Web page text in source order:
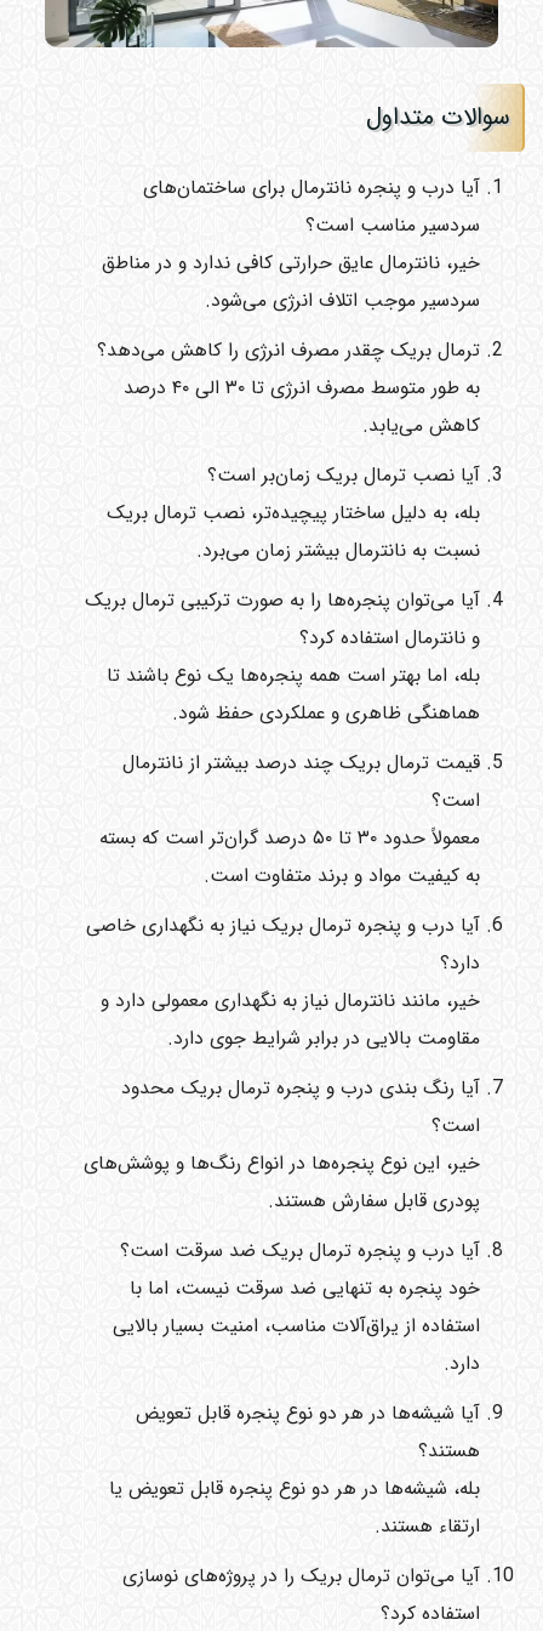
سوالات متداول
آیا درب و پنجره نانترمال برای ساختمان‌های
سردسیر مناسب است؟
خیر، نانترمال عایق حرارتی کافی ندارد و در مناطق
سردسیر موجب اتلاف انرژی می‌شود.
ترمال بریک چقدر مصرف انرژی را کاهش می‌دهد؟
به طور متوسط مصرف انرژی تا ۳۰ الی ۴۰ درصد
کاهش می‌یابد.
آیا نصب ترمال بریک زمان‌بر است؟
بله، به دلیل ساختار پیچیده‌تر، نصب ترمال بریک
نسبت به نانترمال بیشتر زمان می‌برد.
آیا می‌توان پنجره‌ها را به صورت ترکیبی ترمال بریک
و نانترمال استفاده کرد؟
بله، اما بهتر است همه پنجره‌ها یک نوع باشند تا
هماهنگی ظاهری و عملکردی حفظ شود.
قیمت ترمال بریک چند درصد بیشتر از نانترمال
است؟
معمولاً حدود ۳۰ تا ۵۰ درصد گران‌تر است که بسته
به کیفیت مواد و برند متفاوت است.
آیا درب و پنجره ترمال بریک نیاز به نگهداری خاصی
دارد؟
خیر، مانند نانترمال نیاز به نگهداری معمولی دارد و
مقاومت بالایی در برابر شرایط جوی دارد.
آیا رنگ بندی درب و پنجره ترمال بریک محدود
است؟
خیر، این نوع پنجره‌ها در انواع رنگ‌ها و پوشش‌های
پودری قابل سفارش هستند.
آیا درب و پنجره ترمال بریک ضد سرقت است؟
خود پنجره به تنهایی ضد سرقت نیست، اما با
استفاده از یراق‌آلات مناسب، امنیت بسیار بالایی
دارد.
آیا شیشه‌ها در هر دو نوع پنجره قابل تعویض
هستند؟
بله، شیشه‌ها در هر دو نوع پنجره قابل تعویض یا
ارتقاء هستند.
آیا می‌توان ترمال بریک را در پروژه‌های نوسازی
استفاده کرد؟